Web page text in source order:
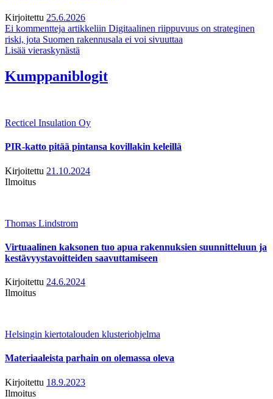
Kirjoitettu 25.6.2026
Ei kommentteja artikkeliin Digitaalinen riippuvuus on strateginen
riski, jota Suomen rakennusala ei voi sivuuttaa
Lisää vieraskynästä
Kumppaniblogit
Recticel Insulation Oy
PIR-katto pitää pintansa kovillakin keleillä
Kirjoitettu 21.10.2024
Ilmoitus
Thomas Lindstrom
Virtuaalinen kaksonen tuo apua rakennuksien suunnitteluun ja
kestävyystavoitteiden saavuttamiseen
Kirjoitettu 24.6.2024
Ilmoitus
Helsingin kiertotalouden klusteriohjelma
Materiaaleista parhain on olemassa oleva
Kirjoitettu 18.9.2023
Ilmoitus